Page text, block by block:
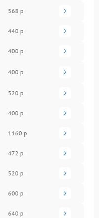
568 р
440 р
400 р
400 р
520 р
400 р
1160 р
472 р
520 р
600 р
640 р